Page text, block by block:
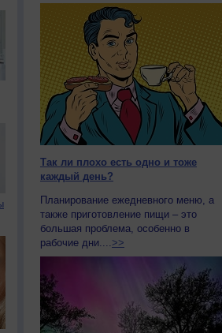
Так ли плохо есть одно и тоже
каждый день?
Планирование ежедневного меню, а
также приготовление пищи – это
большая проблема, особенно в
рабочие дни.... >>